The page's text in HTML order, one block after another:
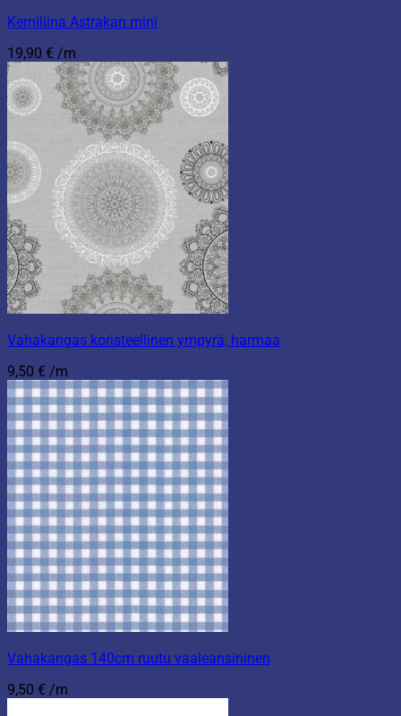
Kerniliina Astrakan mini
19,90 € /m
Vahakangas koristeellinen ympyrä, harmaa
9,50 € /m
Vahakangas 140cm ruutu vaaleansininen
9,50 € /m